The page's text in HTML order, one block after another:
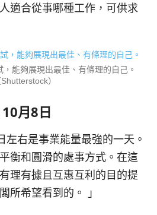
適合從事哪種工作，可供求
能夠展現出最佳、有條理的自己。
Shutterstock）
10月8日
左右是事業能量最強的一天。
衡和圓滑的處事方式。在這
理有據且互惠互利的目的提
所希望看到的。 」